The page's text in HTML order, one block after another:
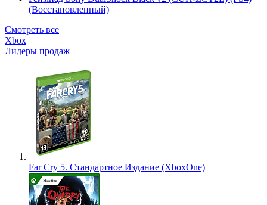
(Восстановленный)
Смотреть все
Xbox
Лидеры продаж
Far Cry 5. Стандартное Издание (XboxOne)